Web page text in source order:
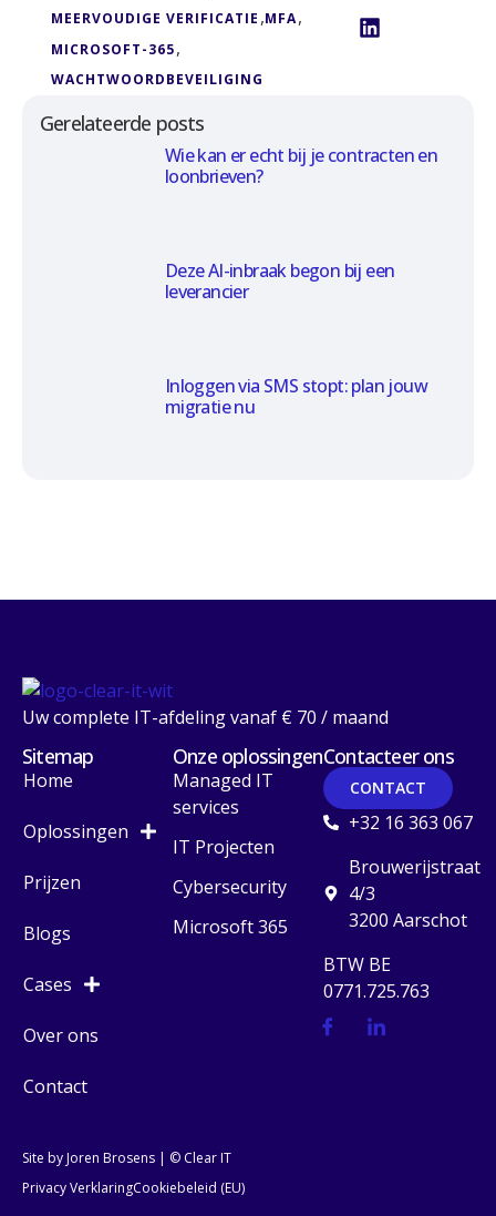
Gerelateerde posts
Wie kan er echt bij je contracten en
loonbrieven?
Deze AI-inbraak begon bij een
leverancier
Inloggen via SMS stopt: plan jouw
migratie nu
MEERVOUDIGE VERIFICATIE ,MFA,
MICROSOFT-365,
WACHTWOORDBEVEILIGING
Uw complete IT-afdeling vanaf € 70 / maand
Sitemap
Home
Oplossingen
Prijzen
Blogs
Cases
Over ons
Contact
Onze oplossingen
Managed IT
services
IT Projecten
Cybersecurity
Microsoft 365
Contacteer ons
CONTACT
+32 16 363 067
Brouwerijstraat
4/3
3200 Aarschot
BTW BE
0771.725.763
Site by Joren Brosens | © Clear IT
Privacy VerklaringCookiebeleid (EU)